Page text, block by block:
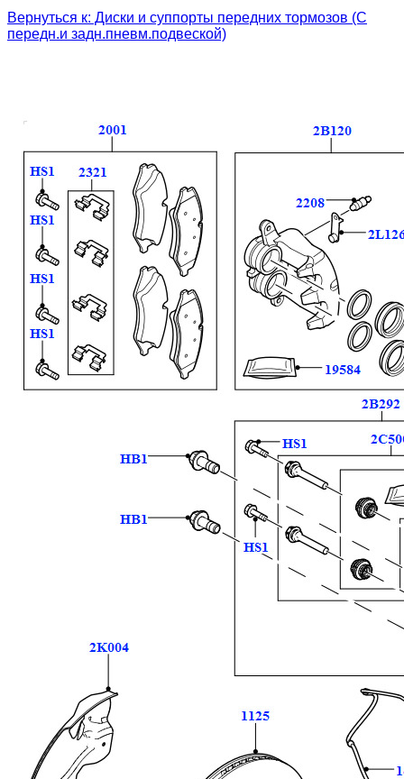
Вернуться к: Диски и суппорты передних тормозов (С
передн.и задн.пневм.подвеской)